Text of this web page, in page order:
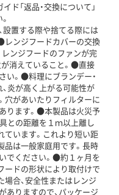
ド「返品・交換について」
置する際や捨てる際には
レンジフードカバーの交換
レンジフードのファンが完
消えていること。●直接
い。●料理にブランデー・
炎が高く上がる可能性が
穴があいたりフィルターに
ります。●本製品は火災予
との距離を１ｍ以上離し
ています。これより短い距
は一般家庭用です。長時
でください。●約１ヶ月を
ードの形状により取付けで
合、安全性またはレンジ
ありますので、パッケージ